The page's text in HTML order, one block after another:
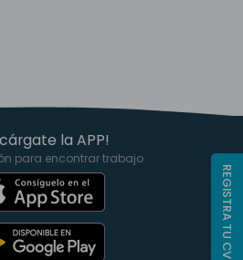
la APP!
para encontrar trabajo
REGISTRA TU CV